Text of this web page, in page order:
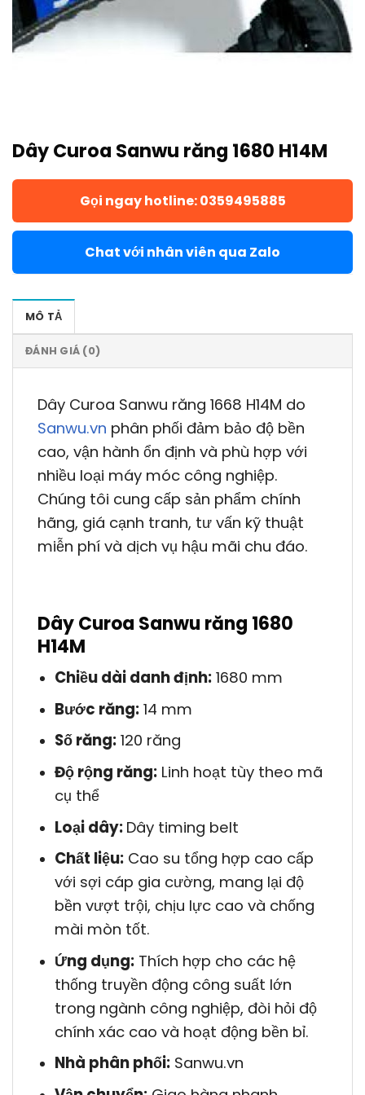
Dây Curoa Sanwu răng 1680 H14M
Gọi ngay hotline: 0359495885
Chat với nhân viên qua Zalo
MÔ TẢ
ĐÁNH GIÁ (0)
Dây Curoa Sanwu răng 1668 H14M do
Sanwu.vn phân phối đảm bảo độ bền
cao, vận hành ổn định và phù hợp với
nhiều loại máy móc công nghiệp.
Chúng tôi cung cấp sản phẩm chính
hãng, giá cạnh tranh, tư vấn kỹ thuật
miễn phí và dịch vụ hậu mãi chu đáo.
Dây Curoa Sanwu răng 1680
H14M
Chiều dài danh định:1680 mm
Bước răng:14 mm
Số răng:120 răng
Độ rộng răng:Linh hoạt tùy theo mã
cụ thể
Loại dây: Dây timing belt
Chất liệu:Cao su tổng hợp cao cấp
với sợi cáp gia cường, mang lại độ
bền vượt trội, chịu lực cao và chống
mài mòn tốt.
Ứng dụng:Thích hợp cho các hệ
thống truyền động công suất lớn
trong ngành công nghiệp, đòi hỏi độ
chính xác cao và hoạt động bền bỉ.
Nhà phân phối:Sanwu.vn